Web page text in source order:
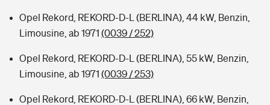
Opel Rekord, REKORD-D-L (BERLINA), 44 kW, Benzin,
Limousine, ab 1971 (0039 / 252)
Opel Rekord, REKORD-D-L (BERLINA), 55 kW, Benzin,
Limousine, ab 1971 (0039 / 253)
Opel Rekord, REKORD-D-L (BERLINA), 66 kW, Benzin,